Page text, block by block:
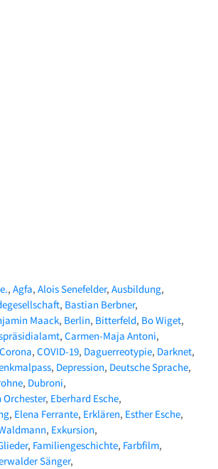
Agfa Alois Senefelder Ausbildung
Bastian Berbner
Maack Berlin Bitterfeld Bo Wiget
Carmen-Maja Antoni
Corona COVID-19 Daguerreotypie Darknet
Depression Deutsche Sprache
Dubroni
Orchester Eberhard Esche
Elena Ferrante Erklären Esther Esche
Exkursion
Familiengeschichte Farbfilm
Sänger